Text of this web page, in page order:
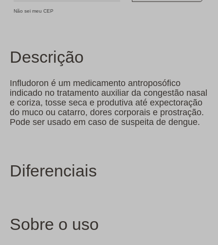
Não sei meu CEP
Descrição
Infludoron é um medicamento antroposófico
indicado no tratamento auxiliar da congestão nasal
e coriza, tosse seca e produtiva até expectoração
do muco ou catarro, dores corporais e prostração.
Pode ser usado em caso de suspeita de dengue.
Diferenciais
Sobre o uso